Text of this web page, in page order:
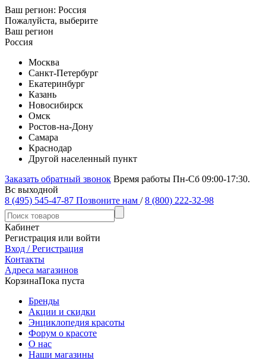
Ваш регион: Россия
Пожалуйста, выберите
Ваш регион
Россия
Москва
Санкт-Петербург
Екатеринбург
Казань
Новосибирск
Омск
Ростов-на-Дону
Самара
Краснодар
Другой населенный пункт
Заказать обратный звонок Время работы Пн-Сб 09:00-17:30.
Вс выходной
8 (495) 545-47-87 Позвоните нам / 8 (800) 222-32-98
Кабинет
Регистрация или войти
Вход / Регистрация
Контакты
Адреса магазинов
КорзинаПока пуста
Бренды
Акции и скидки
Энциклопедия красоты
Форум о красоте
О нас
Наши магазины